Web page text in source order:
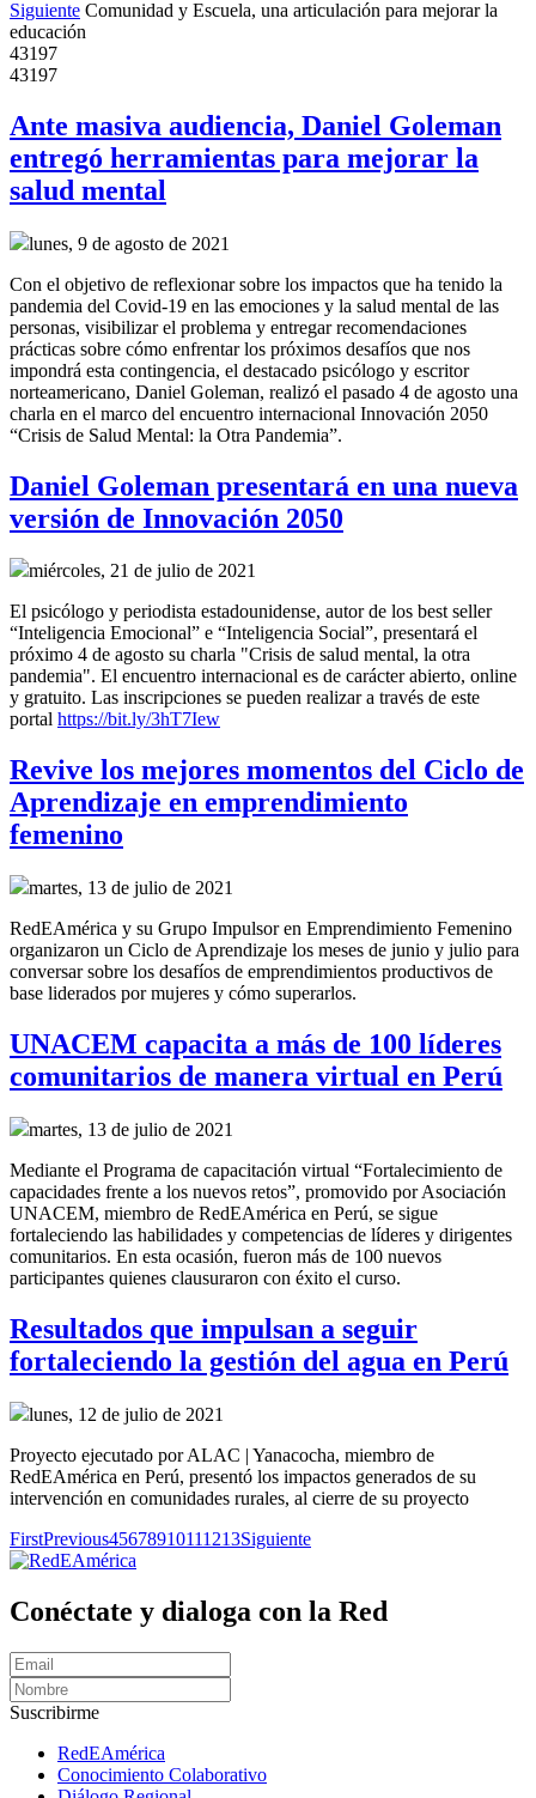
Siguiente Comunidad y Escuela, una articulación para mejorar la
educación
43197
43197
Ante masiva audiencia, Daniel Goleman
entregó herramientas para mejorar la
salud mental
lunes, 9 de agosto de 2021
Con el objetivo de reflexionar sobre los impactos que ha tenido la
pandemia del Covid-19 en las emociones y la salud mental de las
personas, visibilizar el problema y entregar recomendaciones
prácticas sobre cómo enfrentar los próximos desafíos que nos
impondrá esta contingencia, el destacado psicólogo y escritor
norteamericano, Daniel Goleman, realizó el pasado 4 de agosto una
charla en el marco del encuentro internacional Innovación 2050
“Crisis de Salud Mental: la Otra Pandemia”.
Daniel Goleman presentará en una nueva
versión de Innovación 2050
miércoles, 21 de julio de 2021
El psicólogo y periodista estadounidense, autor de los best seller
“Inteligencia Emocional” e “Inteligencia Social”, presentará el
próximo 4 de agosto su charla "Crisis de salud mental, la otra
pandemia". El encuentro internacional es de carácter abierto, online
y gratuito. Las inscripciones se pueden realizar a través de este
portal https://bit.ly/3hT7Iew
Revive los mejores momentos del Ciclo de
Aprendizaje en emprendimiento
femenino
martes, 13 de julio de 2021
RedEAmérica y su Grupo Impulsor en Emprendimiento Femenino
organizaron un Ciclo de Aprendizaje los meses de junio y julio para
conversar sobre los desafíos de emprendimientos productivos de
base liderados por mujeres y cómo superarlos.
UNACEM capacita a más de 100 líderes
comunitarios de manera virtual en Perú
martes, 13 de julio de 2021
Mediante el Programa de capacitación virtual “Fortalecimiento de
capacidades frente a los nuevos retos”, promovido por Asociación
UNACEM, miembro de RedEAmérica en Perú, se sigue
fortaleciendo las habilidades y competencias de líderes y dirigentes
comunitarios. En esta ocasión, fueron más de 100 nuevos
participantes quienes clausuraron con éxito el curso.
Resultados que impulsan a seguir
fortaleciendo la gestión del agua en Perú
lunes, 12 de julio de 2021
Proyecto ejecutado por ALAC | Yanacocha, miembro de
RedEAmérica en Perú, presentó los impactos generados de su
intervención en comunidades rurales, al cierre de su proyecto
FirstPrevious45678910111213Siguiente
Conéctate y dialoga con la Red
Suscribirme
RedEAmérica
Conocimiento Colaborativo